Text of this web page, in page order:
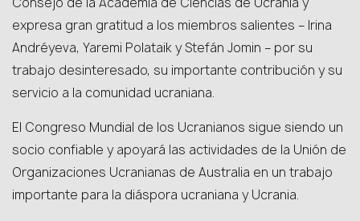
expresa gran gratitud a los miembros salientes – Irina
Andréyeva, Yaremi Polataik y Stefán Jomin – por su
trabajo desinteresado, su importante contribución y su
servicio a la comunidad ucraniana.
El Congreso Mundial de los Ucranianos sigue siendo un
socio confiable y apoyará las actividades de la Unión de
Organizaciones Ucranianas de Australia en un trabajo
importante para la diáspora ucraniana y Ucrania.